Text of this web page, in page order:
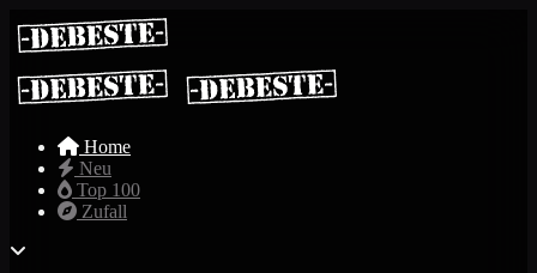
Home
Neu
Top 100
Zufall